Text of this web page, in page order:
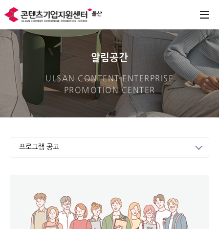
알림공간
ULSAN CONTENT ENTERPRISE
PROMOTION CENTER
프로그램 공고